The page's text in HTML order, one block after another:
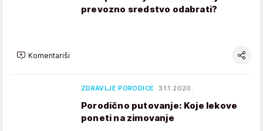
prevozno sredstvo odabrati?
Komentariši
ZDRAVLJE PORODICE 31.1.2020.
Porodično putovanje: Koje lekove
poneti na zimovanje